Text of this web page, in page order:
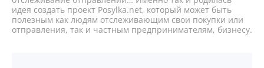
идея создать проект Posylka.net, который может быть
полезным как людям отслеживающим свои покупки или
отправления, так и частным предпринимателям, бизнесу.